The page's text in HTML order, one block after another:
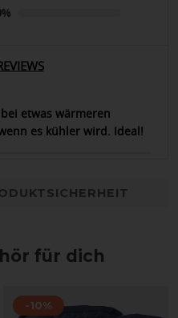
etwas wärmeren
es kühler wird. Ideal!
für dich
-10%